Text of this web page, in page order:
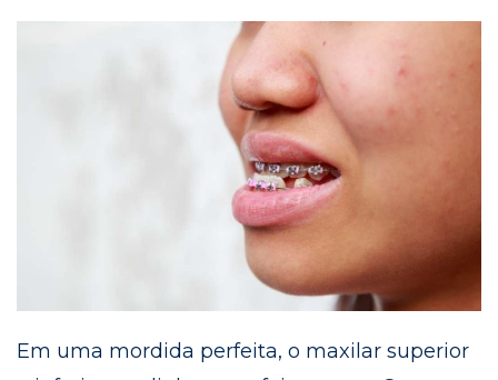
Em uma mordida perfeita, o maxilar superior